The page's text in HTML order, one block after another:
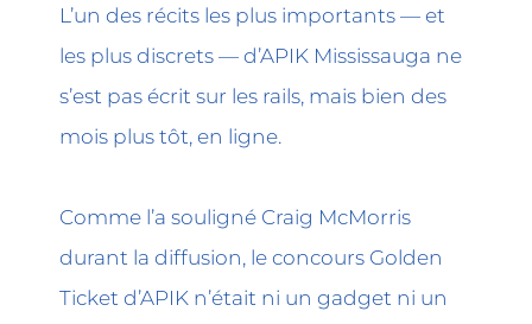
L’un des récits les plus importants — et
les plus discrets — d’APIK Mississauga ne
s’est pas écrit sur les rails, mais bien des
mois plus tôt, en ligne.
Comme l’a souligné Craig McMorris
durant la diffusion, le concours Golden
Ticket d’APIK n’était ni un gadget ni un